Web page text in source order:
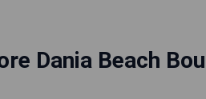
Dania Beach